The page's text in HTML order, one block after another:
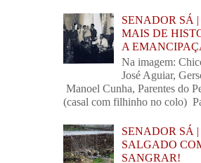
SENADOR SÁ
MAIS DE
A
Na imagem:
José Aguiar,
Manoel Cunha, Parentes do
(casal com filhinho no colo)
SENADOR SÁ
SALGADO
SANGRAR!